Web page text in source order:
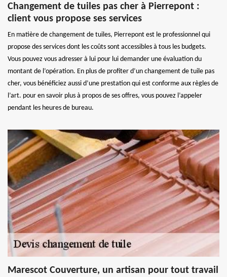
Changement de tuiles pas cher à Pierrepont :
client vous propose ses services
En matière de changement de tuiles, Pierrepont est le professionnel qui
propose des services dont les coûts sont accessibles à tous les budgets.
Vous pouvez vous adresser à lui pour lui demander une évaluation du
montant de l’opération. En plus de profiter d’un changement de tuile pas
cher, vous bénéficiez aussi d’une prestation qui est conforme aux règles de
l’art. pour en savoir plus à propos de ses offres, vous pouvez l’appeler
pendant les heures de bureau.
Marescot Couverture, un artisan pour tout travail